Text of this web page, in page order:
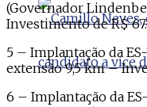
(Governador
Investimento de R$
5 – Implantação da
extensão 9,5 km –
6 – Implantação da